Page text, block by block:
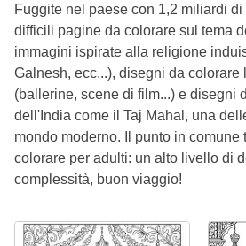
Fuggite nel paese con 1,2 miliardi
difficili pagine da colorare sul tema
immagini ispirate alla religione
Galnesh, ecc...), disegni da colorare
(ballerine, scene di film...) e disegni
dell'India come il Taj Mahal, una
mondo moderno. Il punto in comune
colorare per adulti: un alto livello di
complessità, buon viaggio!